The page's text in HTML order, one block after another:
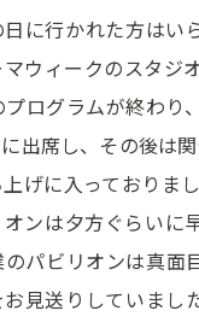
に行かれた方はい
ウィークのスタジ
ログラムが終わり
出席し、その後は
げに入っておりま
ンは夕方ぐらいに
パビリオンは真面
見送りしていまし